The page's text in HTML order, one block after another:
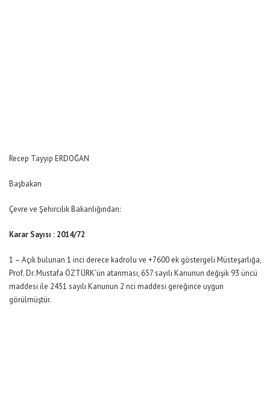
Recep Tayyip ERDOĞAN
Başbakan
Çevre ve Şehircilik Bakanlığından:
Karar Sayısı : 2014/72
1 – Açık bulunan 1 inci derece kadrolu ve +7600 ek göstergeli Müsteşarlığa,
Prof. Dr. Mustafa ÖZTÜRK’ün atanması, 657 sayılı Kanunun değişik 93 üncü
maddesi ile 2451 sayılı Kanunun 2 nci maddesi gereğince uygun
görülmüştür.